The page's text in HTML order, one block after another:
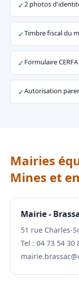
✓2 photos
✓Timbre fiscal du
✓ Formulaire
✓Autorisation
Mairies
Mines et
Mairie -
51 rue Charles-
Tel : 04 73 54 30